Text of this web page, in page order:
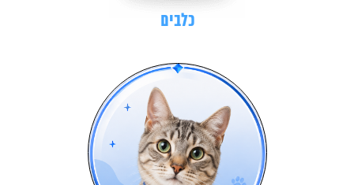
כלבים